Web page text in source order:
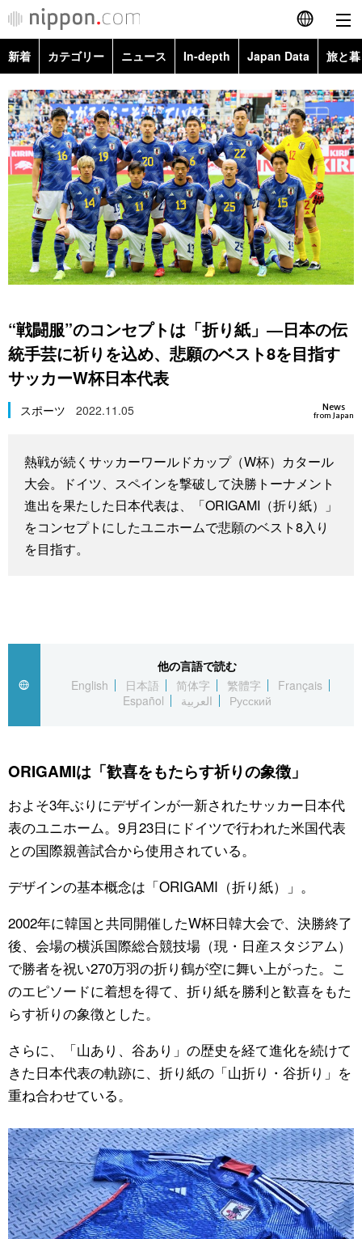
English
简体字
繁體字
Français
Español
العربية
カテゴリー
政治・外交
経済・ビジネス
社会
文化
暮らし
スポーツ・東京2020
ニュース
トップ
In-depth
旅と暮らし
動画/Live
Cinema
Topics
新着 カテゴリー ニュース In-depth Japan Data 旅と
政治・外交
経済・ビジネス
国際・海外
社会
文化
暮らし
スポーツ・東京2020
Topics
Images
People
東京
お知らせ
“戦闘服”のコンセプトは「折り紙」―日本の伝
統手芸に祈りを込め、悲願のベスト8を目指す
サッカーW杯日本代表
News
from Japan
スポーツ 2022.11.05
熱戦が続くサッカーワールドカップ（W杯）カタール
大会。ドイツ、スペインを撃破して決勝トーナメント
進出を果たした日本代表は、「ORIGAMI（折り紙）」
をコンセプトにしたユニホームで悲願のベスト8入り
を目指す。
他の言語で読む
English
日本語 简体字 繁體字
Français
Español
العربية Русский
ORIGAMIは「歓喜をもたらす祈りの象徴」
およそ3年ぶりにデザインが一新されたサッカー日本代
表のユニホーム。9月23日にドイツで行われた米国代表
との国際親善試合から使用されている。
デザインの基本概念は「ORIGAMI（折り紙）」。
2002年に韓国と共同開催したW杯日韓大会で、決勝終了
後、会場の横浜国際総合競技場（現・日産スタジアム）
で勝者を祝い270万羽の折り鶴が空に舞い上がった。こ
のエピソードに着想を得て、折り紙を勝利と歓喜をもた
らす祈りの象徴とした。
さらに、「山あり、谷あり」の歴史を経て進化を続けて
きた日本代表の軌跡に、折り紙の「山折り・谷折り」を
重ね合わせている。